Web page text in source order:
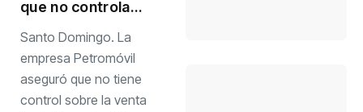
que no controla
subsidiado
vendido por
transportistas
Santo Domingo. La
empresa Petromóvil
aseguró que no tiene
control sobre la venta